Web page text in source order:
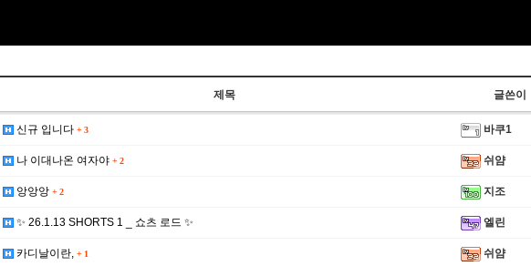
제목 글쓴이
신규 입니다 + 3 바쿠1
나 이대나온 여자야 + 2 쉬얌
앙앙앙 + 2 지조
✨ 26.1.13 SHORTS 1 _ 쇼츠 로드 ✨ 엘린
카디날이란, + 1 쉬얌